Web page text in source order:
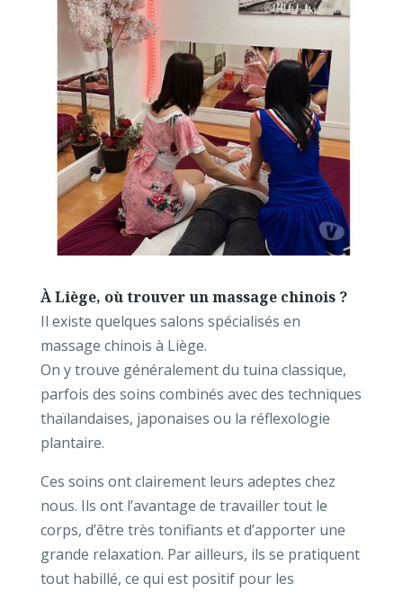
À Liège, où trouver un massage chinois ?
Il existe quelques salons spécialisés en
massage chinois à Liège.
On y trouve généralement du tuina classique,
parfois des soins combinés avec des techniques
thaïlandaises, japonaises ou la réflexologie
plantaire.
Ces soins ont clairement leurs adeptes chez
nous. Ils ont l’avantage de travailler tout le
corps, d’être très tonifiants et d’apporter une
grande relaxation. Par ailleurs, ils se pratiquent
tout habillé, ce qui est positif pour les